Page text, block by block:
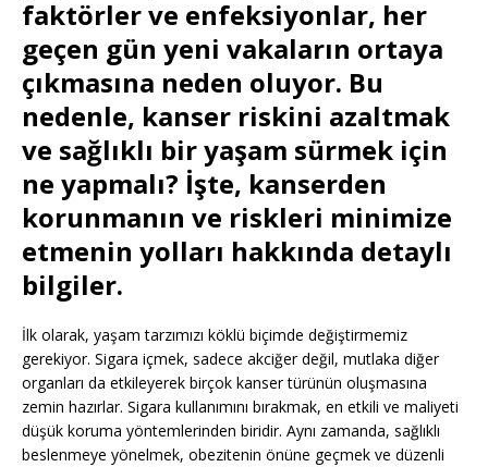
faktörler ve enfeksiyonlar, her
geçen gün yeni vakaların ortaya
çıkmasına neden oluyor. Bu
nedenle, kanser riskini azaltmak
ve sağlıklı bir yaşam sürmek için
ne yapmalı? İşte, kanserden
korunmanın ve riskleri minimize
etmenin yolları hakkında detaylı
bilgiler.
İlk olarak, yaşam tarzımızı köklü biçimde değiştirmemiz
gerekiyor. Sigara içmek, sadece akciğer değil, mutlaka diğer
organları da etkileyerek birçok kanser türünün oluşmasına
zemin hazırlar. Sigara kullanımını bırakmak, en etkili ve maliyeti
düşük koruma yöntemlerinden biridir. Aynı zamanda, sağlıklı
beslenmeye yönelmek, obezitenin önüne geçmek ve düzenli